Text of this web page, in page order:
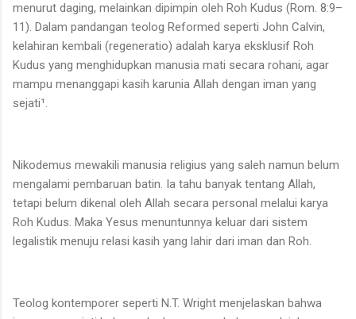
menurut daging, melainkan dipimpin oleh Roh Kudus (Rom. 8:9–
11). Dalam pandangan teolog Reformed seperti John Calvin,
kelahiran kembali (regeneratio) adalah karya eksklusif Roh
Kudus yang menghidupkan manusia mati secara rohani, agar
mampu menanggapi kasih karunia Allah dengan iman yang
sejati¹.
Nikodemus mewakili manusia religius yang saleh namun belum
mengalami pembaruan batin. Ia tahu banyak tentang Allah,
tetapi belum dikenal oleh Allah secara personal melalui karya
Roh Kudus. Maka Yesus menuntunnya keluar dari sistem
legalistik menuju relasi kasih yang lahir dari iman dan Roh.
Teolog kontemporer seperti N.T. Wright menjelaskan bahwa